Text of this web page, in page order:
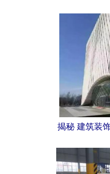
揭秘 建筑装